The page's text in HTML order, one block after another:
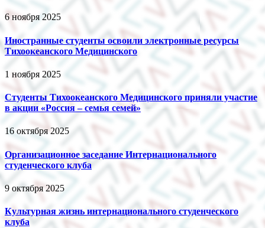
6 ноября 2025
Иностранные студенты освоили электронные ресурсы
Тихоокеанского Медицинского
1 ноября 2025
Студенты Тихоокеанского Медицинского приняли участие
в акции «Россия – семья семей»
16 октября 2025
Организационное заседание Интернационального
студенческого клуба
9 октября 2025
Культурная жизнь интернационального студенческого
клуба